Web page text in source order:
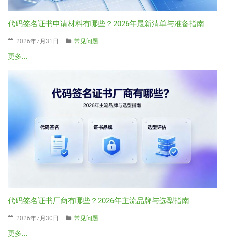
代码签名证书申请材料有哪些？2026年最新清单与准备指南
2026年7月31日 常见问题
更多...
代码签名证书厂商有哪些？2026年主流品牌与选型指南
2026年7月30日 常见问题
更多...